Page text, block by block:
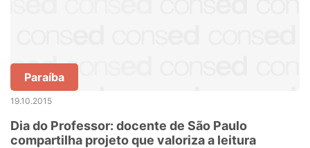
Paraíba
19.10.2015
Dia do Professor: docente de São Paulo
compartilha projeto que valoriza a leitura